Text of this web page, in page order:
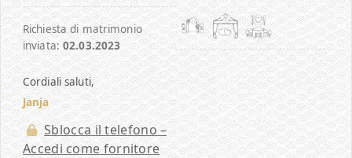
Richiesta di matrimonio
inviata:02.03.2023
Cordiali saluti,
Janja
Sblocca il telefono –
Accedi come fornitore